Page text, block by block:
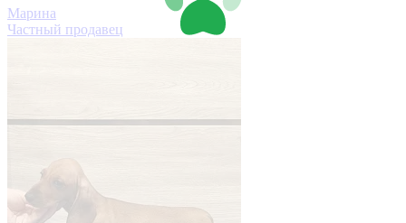
Марина
Частный продавец